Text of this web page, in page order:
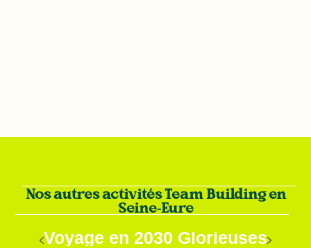
Nos autres activités Team Building en
Seine-Eure
Voyage en 2030 Glorieuses